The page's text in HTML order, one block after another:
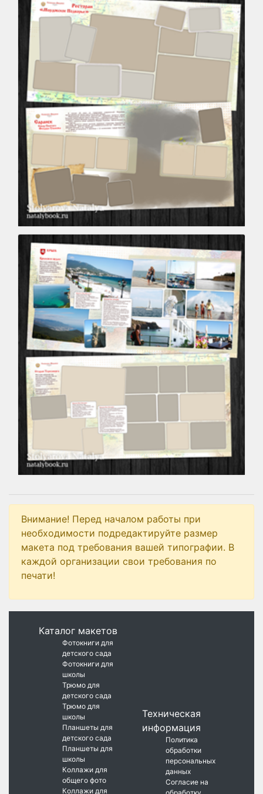
Внимание! Перед началом работы при
необходимости подредактируйте размер
макета под требования вашей типографии. В
каждой организации свои требования по
печати!
Каталог макетов
Фотокниги для
детского сада
Фотокниги для
школы
Трюмо для
детского сада
Трюмо для
школы
Планшеты для
детского сада
Планшеты для
школы
Коллажи для
общего фото
Коллажи для
Техническая
информация
Политика
обработки
персональных
данных
Согласие на